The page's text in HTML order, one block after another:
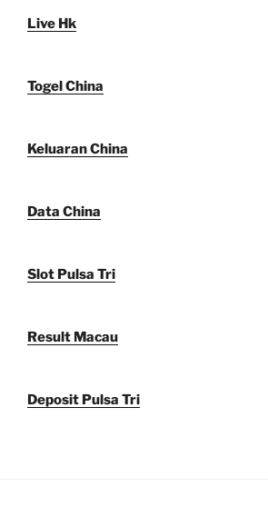
Live Hk
Togel China
Keluaran China
Data China
Slot Pulsa Tri
Result Macau
Deposit Pulsa Tri